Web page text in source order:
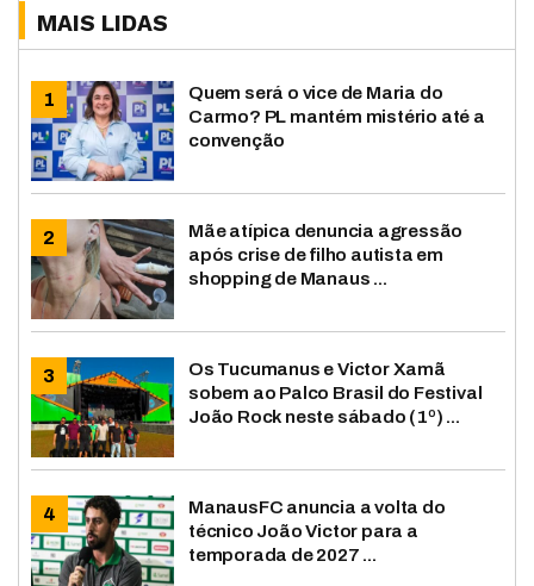
MAIS LIDAS
Quem será o vice de Maria do
Carmo? PL mantém mistério até a
convenção
Mãe atípica denuncia agressão
após crise de filho autista em
shopping de Manaus ...
Os Tucumanus e Victor Xamã
sobem ao Palco Brasil do Festival
João Rock neste sábado (1º) ...
ManausFC anuncia a volta do
técnico João Victor para a
temporada de 2027 ...